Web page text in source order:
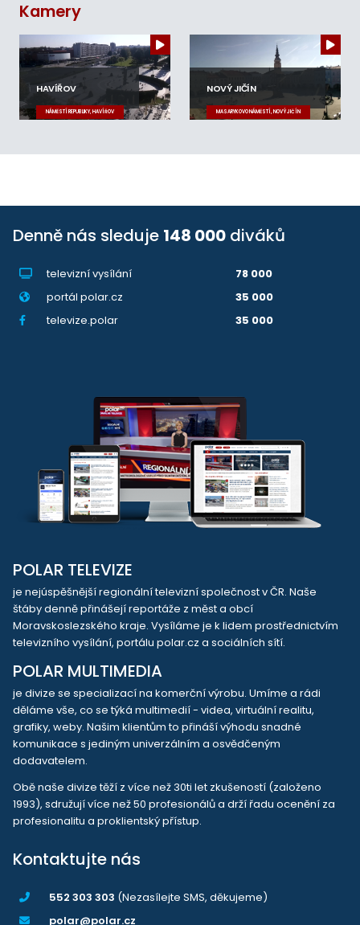
Kamery
HAVÍŘOV
NÁMĚSTÍ REPUBLIKY, HAVÍŘOV
NOVÝ JIČÍN
MASARYKOVO NÁMĚSTÍ, NOVÝ JIČÍN
Denně nás sleduje 148 000 diváků
televizní vysílání
78 000
portál polar.cz
35 000
televize.polar
35 000
POLAR TELEVIZE
je nejúspěšnější regionální televizní společnost v ČR. Naše
štáby denně přinášejí reportáže z měst a obcí
Moravskoslezského kraje. Vysíláme je k lidem prostřednictvím
televizního vysílání, portálu polar.cz a sociálních sítí.
POLAR MULTIMEDIA
je divize se specializací na komerční výrobu. Umíme a rádi
děláme vše, co se týká multimedií - videa, virtuální realitu,
grafiky, weby. Našim klientům to přináší výhodu snadné
komunikace s jediným univerzálním a osvědčeným
dodavatelem.
Obě naše divize těží z více než 30ti let zkušeností (založeno
1993), sdružují více než 50 profesionálů a drží řadu ocenění za
profesionalitu a proklientský přístup.
Kontaktujte nás
552 303 303 (Nezasílejte SMS, děkujeme)
polar@polar.cz